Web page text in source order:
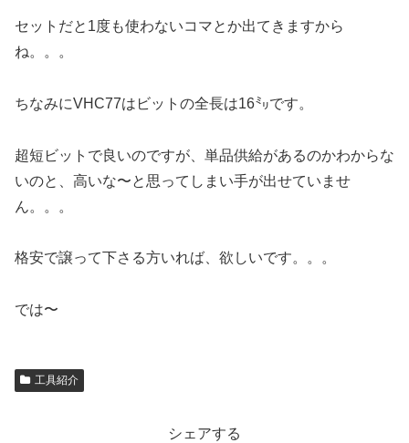
セットだと1度も使わないコマとか出てきますから
ね。。。
ちなみにVHC77はビットの全長は16㍉です。
超短ビットで良いのですが、単品供給があるのかわからな
いのと、高いな〜と思ってしまい手が出せていませ
ん。。。
格安で譲って下さる方いれば、欲しいです。。。
では〜
工具紹介
シェアする